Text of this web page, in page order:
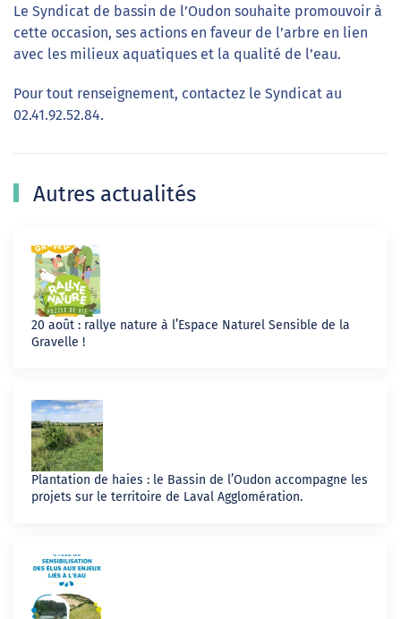
Le Syndicat de bassin de l’Oudon souhaite promouvoir à
cette occasion, ses actions en faveur de l’arbre en lien
avec les milieux aquatiques et la qualité de l’eau.
Pour tout renseignement, contactez le Syndicat au
02.41.92.52.84.
Autres actualités
20 août : rallye nature à l’Espace Naturel Sensible de la
Gravelle !
Plantation de haies : le Bassin de l’Oudon accompagne les
projets sur le territoire de Laval Agglomération.